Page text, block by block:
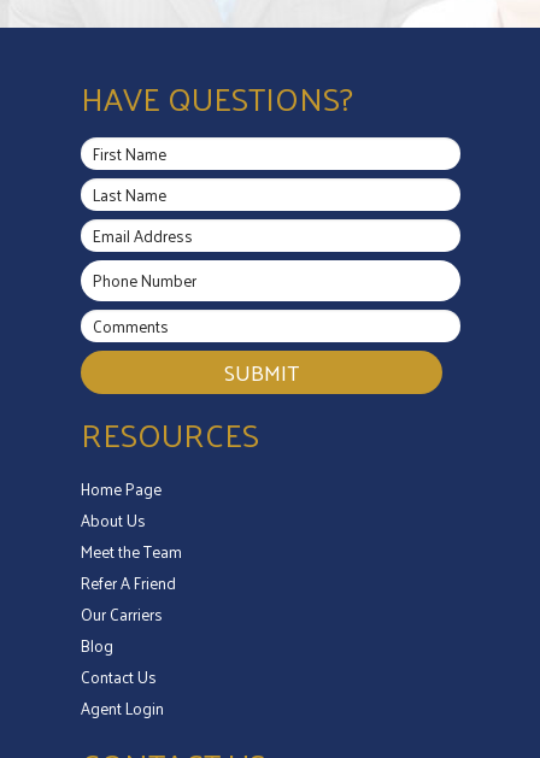
HAVE QUESTIONS?
SUBMIT
RESOURCES
Home Page
About Us
Meet the Team
Refer A Friend
Our Carriers
Blog
Contact Us
Agent Login